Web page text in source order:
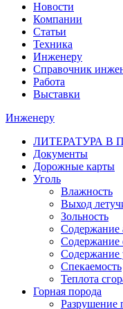
Новости
Компании
Статьи
Техника
Инженеру
Справочник
Работа
Выставки
Инженеру
ЛИТЕРАТУРА
Документы
Дорожные карты
Уголь
Влажность
Выход
Зольность
Содержание
Содержание
Содержание
Спекаемость
Теплота
Горная порода
Разрушение